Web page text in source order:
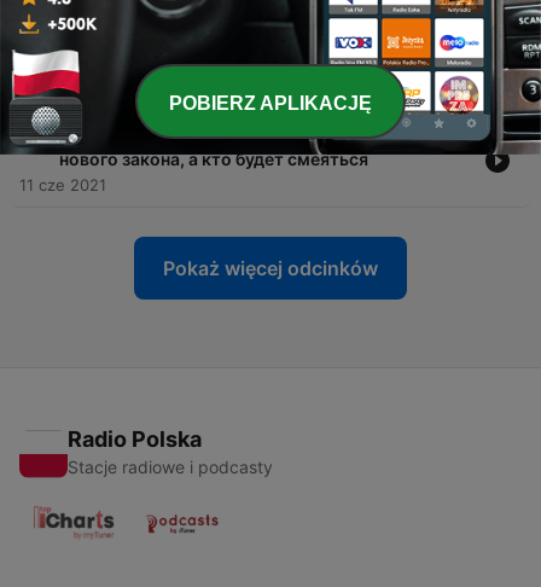
25 cze 2021
61 - Скандалы и новые правила Евро-2020
18 cze 2021
60 - Зеленский VS олигархи: кто пострадает от
нового закона, а кто будет смеяться
11 cze 2021
Pokaż więcej odcinków
Radio Polska
Stacje radiowe i podcasty
POBIERZ APLIKACJĘ